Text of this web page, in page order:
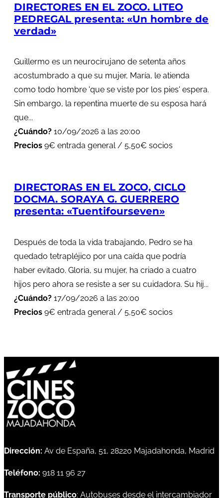
DIRECTORES EN EL ZOCO. LITEO
PEDREGAL presenta: «Un hombre de
verdad»
Guillermo es un neurocirujano de setenta años
acostumbrado a que su mujer, María, le atienda
como todo hombre 'que se viste por los pies' espera.
Sin embargo, la repentina muerte de su esposa hará
que...
¿Cuándo? 10/09/2026 a las 20:00
Precios 9€ entrada general / 5,50€ socios
DIRECTORAS EN EL ZOCO, CICLO
DOCMA. SORAYA G. GUERRERO
presenta: «Tuentifourseven»
Después de toda la vida trabajando, Pedro se ha
quedado tetrapléjico por una caída que podría
haber evitado. Gloria, su mujer, ha criado a cuatro
hijos pero ahora se resiste a ser su cuidadora. Su hij...
¿Cuándo? 17/09/2026 a las 20:00
Precios 9€ entrada general / 5,50€ socios
Dirección: Av de España, 51, 28220 Majadahonda, Madrid
Teléfono: 918 11 96 27
Transporte público: Autobuses desde el intercambiador